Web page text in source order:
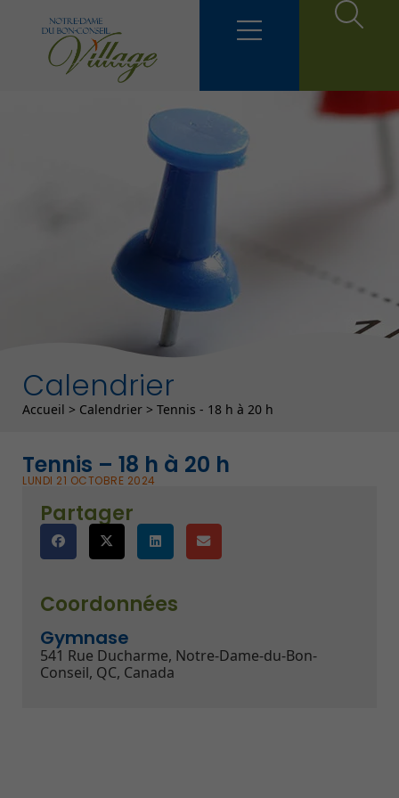
Calendrier
Fil d'Ariane
Accueil > Calendrier > Tennis - 18 h à 20 h
Tennis – 18 h à 20 h
LUNDI 21 OCTOBRE 2024
Partager
Coordonnées
Gymnase
541 Rue Ducharme, Notre-Dame-du-Bon-
Conseil, QC, Canada